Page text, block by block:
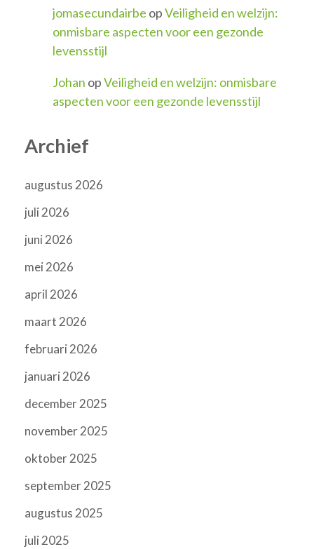
jomasecundairbe opVeiligheid en welzijn:
onmisbare aspecten voor een gezonde
levensstijl
Johan opVeiligheid en welzijn: onmisbare
aspecten voor een gezonde levensstijl
Archief
augustus 2026
juli 2026
juni 2026
mei 2026
april 2026
maart 2026
februari 2026
januari 2026
december 2025
november 2025
oktober 2025
september 2025
augustus 2025
juli 2025